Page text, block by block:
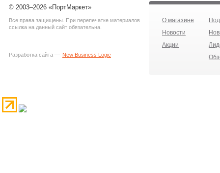
© 2003–2026 «ПортМаркет»
Все права защищены. При перепечатке материалов
ссылка на данный сайт обязательна.
Разработка сайта — New Business Logic
О магазине
Новости
Акции